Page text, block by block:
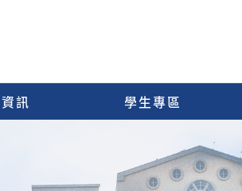
訊 學生專區